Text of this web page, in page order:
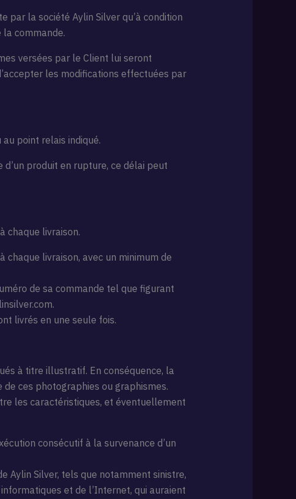
la société Aylin Silver qu’à condition
commande.
versées par le Client lui seront
les modifications effectuées par
au point relais indiqué.
produit en rupture, ce délai peut
chaque livraison.
livraison, avec un minimum de
de sa commande tel que figurant
livrés en une seule fois.
à titre illustratif. En conséquence, la
de ces photographies ou graphismes.
les caractéristiques, et éventuellement
consécutif à la survenance d’un
Aylin Silver, tels que notamment sinistre,
et de l’Internet, qui auraient